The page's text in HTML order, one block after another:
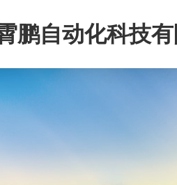
鹏自动化科技